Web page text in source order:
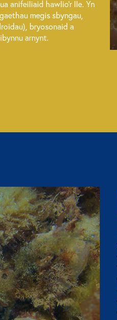
anifeiliaid hawlio’r lle. Yn
megis sbyngau,
bryosonaid a
arnynt.